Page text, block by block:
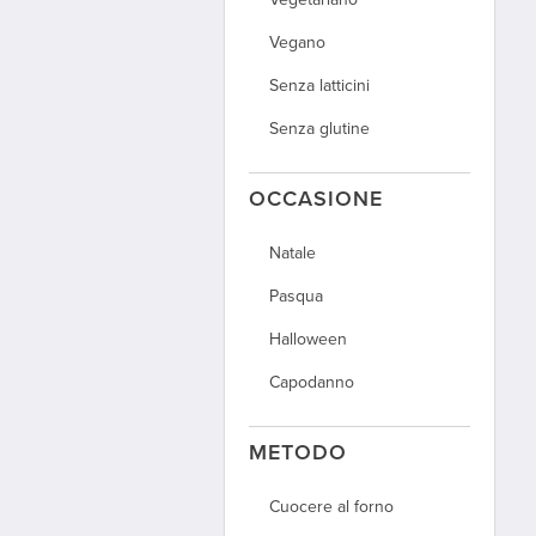
Puglia
Sardegna
Toscana
Trentino-Alto Adige
Vegano
Senza latticini
Senza glutine
OCCASIONE
Natale
Pasqua
Halloween
Capodanno
METODO
Cuocere al forno